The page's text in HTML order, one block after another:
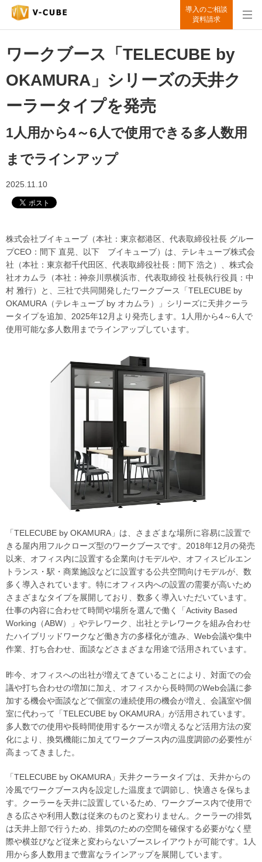
導入のご相談
資料請求
ワークブース「TELECUBE by
OKAMURA」シリーズの天井ク
ーラータイプを発売
1人用から4～6人で使用できる多人数用
までラインアップ
2025.11.10
株式会社ブイキューブ（本社：東京都港区、代表取締役社長 グルー
プCEO：間下 直晃、以下 ブイキューブ）は、テレキューブ株式会
社（本社：東京都千代田区、代表取締役社長：間下 浩之）、株式会
社オカムラ（本社：神奈川県横浜市、代表取締役 社長執行役員：中
村 雅行）と、三社で共同開発したワークブース「TELECUBE by
OKAMURA（テレキューブ by オカムラ）」シリーズに天井クーラ
ータイプを追加、2025年12月より発売します。1人用から4～6人で
使用可能な多人数用までラインアップしています。
「TELECUBE by OKAMURA」は、さまざまな場所に容易に設置で
きる屋内用フルクローズ型のワークブースです。2018年12月の発売
以来、オフィス内に設置する企業向けモデルや、オフィスビルエン
トランス・駅・商業施設などに設置する公共空間向けモデルが、数
多く導入されています。特にオフィス内への設置の需要が高いため
さまざまなタイプを展開しており、数多く導入いただいています。
仕事の内容に合わせて時間や場所を選んで働く「Activity Based
Working（ABW）」やテレワーク、出社とテレワークを組み合わせ
たハイブリッドワークなど働き方の多様化が進み、Web会議や集中
作業、打ち合わせ、面談などさまざまな用途で活用されています。
昨今、オフィスへの出社が増えてきていることにより、対面での会
議や打ち合わせの増加に加え、オフィスから長時間のWeb会議に参
加する機会や面談などで個室の連続使用の機会が増え、会議室や個
室に代わって「TELECUBE by OKAMURA」が活用されています。
多人数での使用や長時間使用するケースが増えるなど活用方法の変
化により、換気機能に加えてワークブース内の温度調節の必要性が
高まってきました。
「TELECUBE by OKAMURA」天井クーラータイプは、天井からの
冷風でワークブース内を設定した温度まで調節し、快適さを保ちま
す。クーラーを天井に設置しているため、ワークブース内で使用で
きる広さや利用人数は従来のものと変わりません。クーラーの排気
は天井上部で行うため、排気のための空間を確保する必要がなく壁
際や横並びなど従来と変わらないブースレイアウトが可能です。1人
用から多人数用まで豊富なラインアップを展開しています。